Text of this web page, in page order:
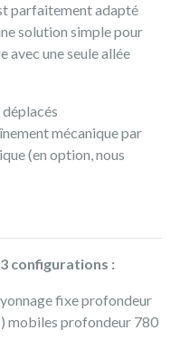
parfaitement adapté
solution simple pour
avec une seule allée
mécanique par
(en option, nous
configurations :
fixe profondeur
mobiles profondeur 780